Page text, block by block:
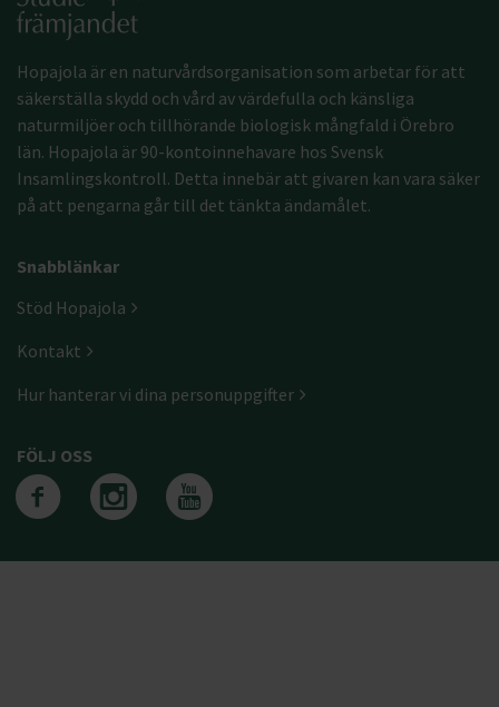
Hopajola är en naturvårdsorganisation som arbetar för att
säkerställa skydd och vård av värdefulla och känsliga
naturmiljöer och tillhörande biologisk mångfald i Örebro
län. Hopajola är 90-kontoinnehavare hos Svensk
Insamlingskontroll. Detta innebär att givaren kan vara säker
på att pengarna går till det tänkta ändamålet.
Snabblänkar
Stöd Hopajola
Kontakt
Hur hanterar vi dina personuppgifter
FÖLJ OSS
Följ oss på facebook
Följ oss på
Följ oss på